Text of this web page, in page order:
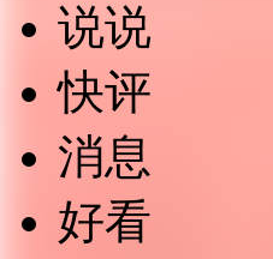
说说
快评
消息
好看